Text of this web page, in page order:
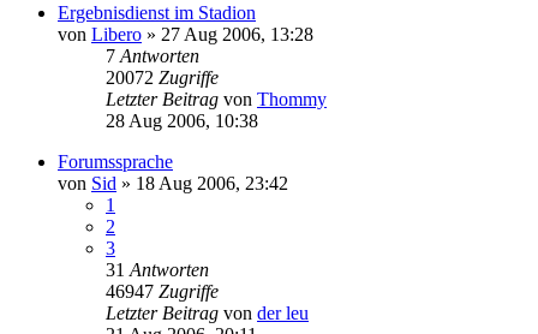
Ergebnisdienst im Stadion
von Libero » 27 Aug 2006, 13:28
7 Antworten
20072 Zugriffe
Letzter Beitrag von Thommy
28 Aug 2006, 10:38
Forumssprache
von Sid » 18 Aug 2006, 23:42
1
2
3
31 Antworten
46947 Zugriffe
Letzter Beitrag von der leu